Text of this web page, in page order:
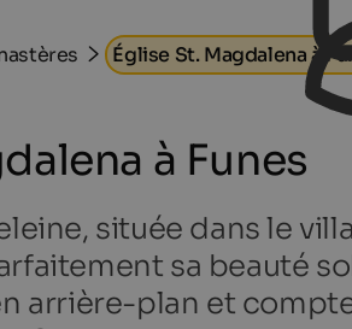
Église St. Magdalena à
à Funes
située dans le
sa beauté
arrière-plan et